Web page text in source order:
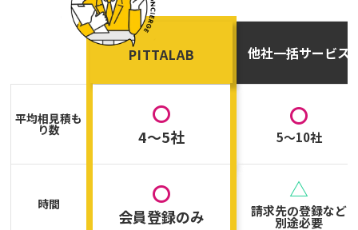
PITTALAB 他社一括サービス
平均相見積も
り数
〇
4～5社
〇
5～10社
時間 〇
会員登録のみ
△
請求先の登録など
別途必要